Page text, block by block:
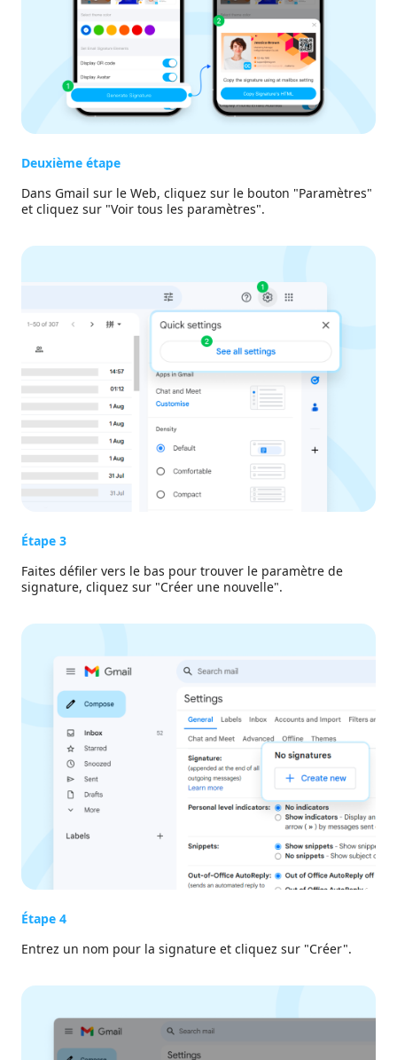
Deuxième étape
Dans Gmail sur le Web, cliquez sur le bouton "Paramètres"
et cliquez sur "Voir tous les paramètres".
Étape 3
Faites défiler vers le bas pour trouver le paramètre de
signature, cliquez sur "Créer une nouvelle".
Étape 4
Entrez un nom pour la signature et cliquez sur "Créer".